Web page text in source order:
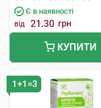
Є в наявності
від 21.30 грн
КУПИТИ
1+1=3